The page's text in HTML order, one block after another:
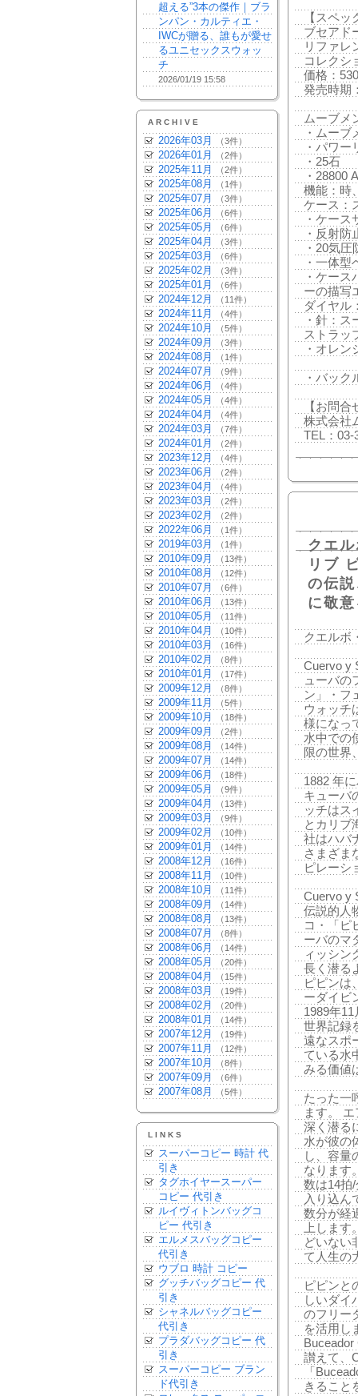
【スペッ
ブセアド
リファレ
コレクシ
価格：
発売時期
ムーブメ
・ムー
・パワー
・25石
・28800
機能：時
ケース：
・ケー
・反射
・20気圧
・一体型
・ケー
ーの描写
ダイヤル
・針：
ストラッ
・オレ
・バッ
【お問合
株式会社
TEL：03-
クエ
リブ
の伝
に敬
クエルボ
Cuervo y
ューバの
ン」・フ
ウォッチ
様になっ
水中での
限の世界
1882 年
キューバ
ッチはス
とカリブ
社はハバ
さまざま
ピレーシ
Cuervo y
伝説的人
コ・「ピ
ーバのマ
ィッシン
長く潜る
ピピンは
ーダイビ
1989年
世界記録
遠なスポ
ている水
みる価値
たった一
ます。
深く潜る
水が彼の
し、容量
なります
数は14拍
入り込ん
数分が経
上しま
どいない
て人生の
ピピンと
しいダイ
のフリー
を活用し
讃えて、
「
きること
超える”3本の傑作｜ブラ
ンパン・カルティエ・
IWCが贈る、誰もが愛せ
るユニセックスウォッ
チ
2026/01/19 15:58
ARCHIVE
2026年03月 （3件）
2026年01月 （2件）
2025年11月 （2件）
2025年08月 （1件）
2025年07月 （3件）
2025年06月 （6件）
2025年05月 （6件）
2025年04月 （3件）
2025年03月 （6件）
2025年02月 （3件）
2025年01月 （6件）
2024年12月 （11件）
2024年11月 （4件）
2024年10月 （5件）
2024年09月 （3件）
2024年08月 （1件）
2024年07月 （9件）
2024年06月 （4件）
2024年05月 （4件）
2024年04月 （4件）
2024年03月 （7件）
2024年01月 （2件）
2023年12月 （4件）
2023年06月 （2件）
2023年04月 （4件）
2023年03月 （2件）
2023年02月 （2件）
2022年06月 （1件）
2019年03月 （1件）
2010年09月 （13件）
2010年08月 （12件）
2010年07月 （6件）
2010年06月 （13件）
2010年05月 （11件）
2010年04月 （10件）
2010年03月 （16件）
2010年02月 （8件）
2010年01月 （17件）
2009年12月 （8件）
2009年11月 （5件）
2009年10月 （18件）
2009年09月 （2件）
2009年08月 （14件）
2009年07月 （14件）
2009年06月 （18件）
2009年05月 （9件）
2009年04月 （13件）
2009年03月 （9件）
2009年02月 （10件）
2009年01月 （14件）
2008年12月 （16件）
2008年11月 （10件）
2008年10月 （11件）
2008年09月 （14件）
2008年08月 （13件）
2008年07月 （8件）
2008年06月 （14件）
2008年05月 （20件）
2008年04月 （15件）
2008年03月 （19件）
2008年02月 （20件）
2008年01月 （14件）
2007年12月 （19件）
2007年11月 （12件）
2007年10月 （8件）
2007年09月 （6件）
2007年08月 （5件）
LINKS
スーパーコピー 時計 代
引き
タグホイヤースーパー
コピー 代引き
ルイヴィトンバッグコ
ピー 代引き
エルメスバッグコピー
代引き
ウブロ 時計 コピー
グッチバッグコピー 代
引き
シャネルバッグコピー
代引き
プラダバッグコピー 代
引き
スーパーコピー ブラン
ド代引き